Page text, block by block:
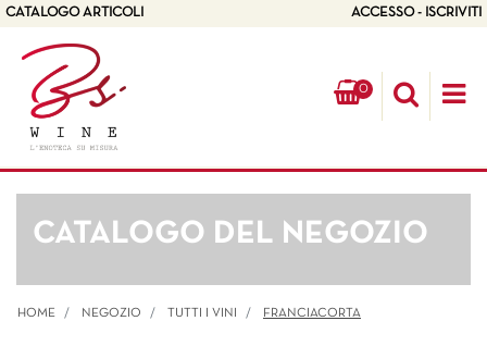
CATALOGO ARTICOLI ACCESSO - ISCRIVITI
0
CATALOGO DEL NEGOZIO
HOME NEGOZIO TUTTI I VINI FRANCIACORTA